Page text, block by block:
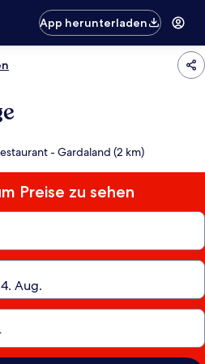
App herunterladen
- Gardaland (2 km)
Preise zu sehen